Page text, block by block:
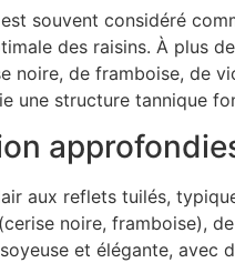
souvent considéré
des raisins. À plus
noire, de framboise, de
une structure tannique
aux reflets tuilés,
noire, framboise),
et élégante,